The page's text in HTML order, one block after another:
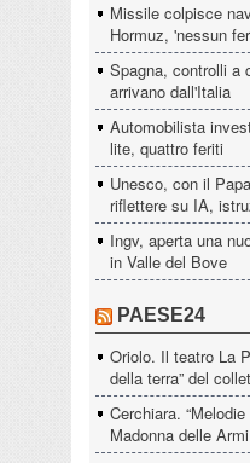
Missile colpisce
Hormuz, 'nessun
Spagna, controlli a
arrivano dall'Italia
Automobilista
lite, quattro feriti
Unesco, con il
riflettere su IA,
Ingv, aperta una
in Valle del Bove
PAESE24
Oriolo. Il teatro La
della terra” del
Cerchiara.
Madonna delle Armi